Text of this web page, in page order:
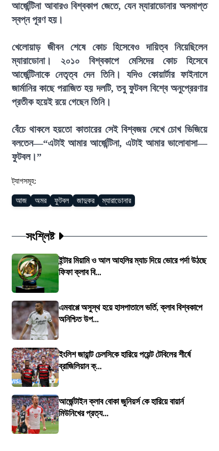
আর্জেন্টিনা আবারও বিশ্বকাপ জেতে, যেন ম্যারাডোনার অসমাপ্ত
স্বপ্ন পূরণ হয়।
খেলোয়াড় জীবন শেষে কোচ হিসেবেও দায়িত্ব নিয়েছিলেন
ম্যারাডোনা। ২০১০ বিশ্বকাপে মেসিদের কোচ হিসেবে
আর্জেন্টিনাকে নেতৃত্ব দেন তিনি। যদিও কোয়ার্টার ফাইনালে
জার্মানির কাছে পরাজিত হয় দলটি, তবু ফুটবল বিশ্বে অনুপ্রেরণার
প্রতীক হয়েই রয়ে গেছেন তিনি।
বেঁচে থাকলে হয়তো কাতারের সেই বিশ্বজয় দেখে চোখ ভিজিয়ে
বলতেন—“এটাই আমার আর্জেন্টিনা, এটাই আমার ভালোবাসা—
ফুটবল।”
ট্যাগসমূহ:
আজ অমর ফুটবল জাদুকর ম্যারাডোনার
সংশ্লিষ্ট
ইন্টার মিয়ামি ও আল আহলির ম্যাচ দিয়ে ভোরে পর্দা উঠছে
ফিফা ক্লাব বি...
এমবাপ্পে অসুস্থ হয়ে হাসপাতালে ভর্তি, ক্লাব বিশ্বকাপে
অনিশ্চিত উপ...
ইংলিশ জায়ান্ট চেলসিকে হারিয়ে পয়েন্ট টেবিলের শীর্ষে
ব্রাজিলিয়ান ক্...
আর্জেন্টাইন ক্লাব বোকা জুনিয়র্স কে হারিয়ে বায়ার্ন
মিউনিখের প্রত্য...